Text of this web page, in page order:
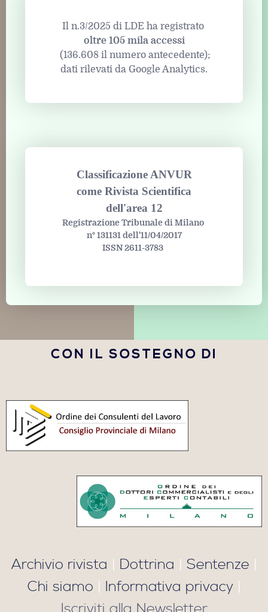
Il n.3/2025 di LDE ha registrato
oltre 105 mila accessi
(136.608 il numero antecedente);
dati rilevati da Google Analytics.
Classificazione ANVUR
come Rivista Scientifica
dell'area 12
Registrazione Tribunale di Milano
n° 131131 dell'11/04/2017
ISSN 2611-3783
CON IL SOSTEGNO DI
Archivio rivista | Dottrina | Sentenze |
Chi siamo | Informativa privacy|